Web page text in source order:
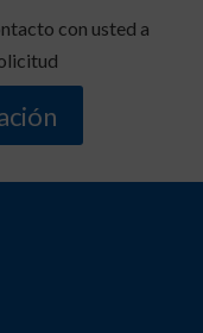
con usted a